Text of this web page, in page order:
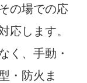
の場での応
応します。
く、手動・
・防火ま